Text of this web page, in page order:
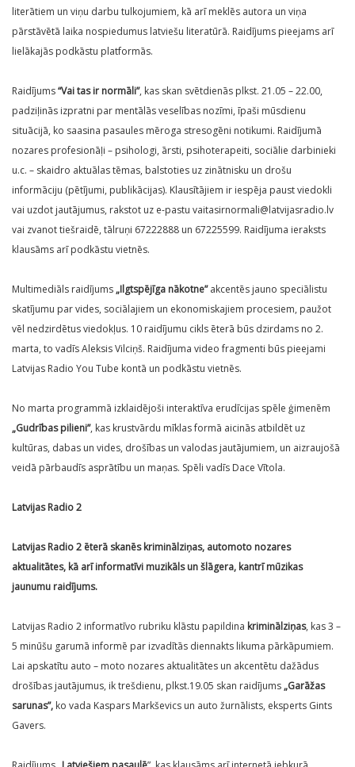
literātiem un viņu darbu tulkojumiem, kā arī meklēs autora un viņa
pārstāvētā laika nospiedumus latviešu literatūrā. Raidījums pieejams arī
lielākajās podkāstu platformās.
Raidījums“Vai tas ir normāli”, kas skan svētdienās plkst. 21.05 – 22.00,
padziļinās izpratni par mentālās veselības nozīmi, īpaši mūsdienu
situācijā, ko saasina pasaules mēroga stresogēni notikumi. Raidījumā
nozares profesionāļi – psihologi, ārsti, psihoterapeiti, sociālie darbinieki
u.c. – skaidro aktuālas tēmas, balstoties uz zinātnisku un drošu
informāciju (pētījumi, publikācijas). Klausītājiem ir iespēja paust viedokli
vai uzdot jautājumus, rakstot uz e-pastu vaitasirnormali@latvijasradio.lv
vai zvanot tiešraidē, tālruņi 67222888 un 67225599. Raidījuma ieraksts
klausāms arī podkāstu vietnēs.
Multimediāls raidījums„Ilgtspējīga nākotne”akcentēs jauno speciālistu
skatījumu par vides, sociālajiem un ekonomiskajiem procesiem, paužot
vēl nedzirdētus viedokļus. 10 raidījumu cikls ēterā būs dzirdams no 2.
marta, to vadīs Aleksis Vilciņš. Raidījuma video fragmenti būs pieejami
Latvijas Radio You Tube kontā un podkāstu vietnēs.
No marta programmā izklaidējoši interaktīva erudīcijas spēle ģimenēm
„Gudrības pilieni”, kas krustvārdu mīklas formā aicinās atbildēt uz
kultūras, dabas un vides, drošības un valodas jautājumiem, un aizraujošā
veidā pārbaudīs asprātību un maņas. Spēli vadīs Dace Vītola.
Latvijas Radio 2
Latvijas Radio 2 ēterā skanēs kriminālziņas, automoto nozares
aktualitātes, kā arī informatīvi muzikāls un šlāgera, kantrī mūzikas
jaunumu raidījums.
Latvijas Radio 2 informatīvo rubriku klāstu papildina kriminālziņas, kas 3 –
5 minūšu garumā informē par izvadītās diennakts likuma pārkāpumiem.
Lai apskatītu auto – moto nozares aktualitātes un akcentētu dažādus
drošības jautājumus, ik trešdienu, plkst.19.05 skan raidījums„Garāžas
sarunas”, ko vada Kaspars Markševics un auto žurnālists, eksperts Gints
Gavers.